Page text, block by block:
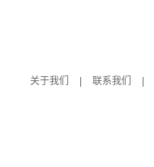
关于我们
联系我们